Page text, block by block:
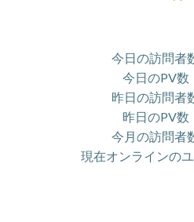
今日の訪問者
今日のPV数
昨日の訪問者
昨日のPV数
今月の訪問者
現在オンラインの